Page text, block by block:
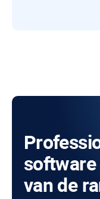
software
van de